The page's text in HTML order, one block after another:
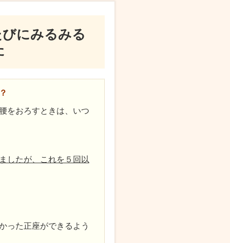
にみるみる
をおろすときは、いつ
したが、これを５回以
った正座ができるよう